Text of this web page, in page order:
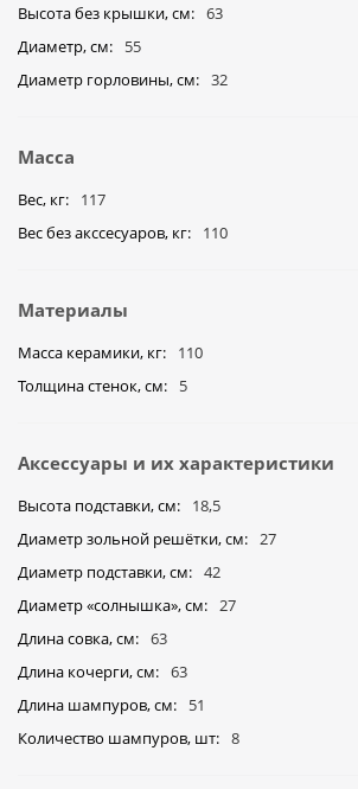
Высота без крышки, см
63
Диаметр, см
55
Диаметр горловины, см
32
Масса
Вес, кг
117
Вес без акссесуаров, кг
110
Материалы
Масса керамики, кг
110
Толщина стенок, см
5
Аксессуары и их характеристики
Высота подставки, см
18,5
Диаметр зольной решётки, см
27
Диаметр подставки, см
42
Диаметр «солнышка», cм
27
Длина совка, см
63
Длина кочерги, см
63
Длина шампуров, см
51
Количество шампуров, шт
8